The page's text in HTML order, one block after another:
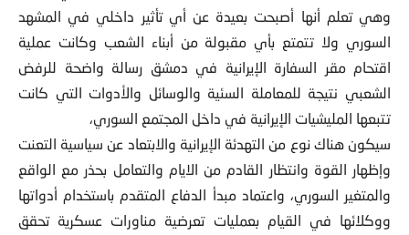
وهي تعلم أنها أصبحت بعيدة عن أي تأثير داخلي في المشهد
السوري ولا تتمتع بأي مقبولة من أبناء الشعب وكانت عملية
اقتحام مقر السفارة الإيرانية في دمشق رسالة واضحة للرفض
الشعبي نتيجة للمعاملة السئية والوسائل والأدوات التي كانت
تتبعها المليشيات الإيرانية في داخل المجتمع السوري،
سيكون هناك نوع من التهدئة الإيرانية والابتعاد عن سياسية التعنت
وإظهار القوة وانتظار القادم من الايام والتعامل بحذر مع الواقع
والمتغير السوري، واعتماد مبدأ الدفاع المتقدم باستخدام أدواتها
ووكلائها في القيام بعمليات تعرضية مناورات عسكرية تحقق